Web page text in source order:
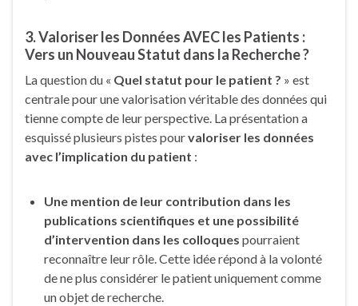
3. Valoriser les Données AVEC les Patients :
Vers un Nouveau Statut dans la Recherche ?
La question du « Quel statut pour le patient ? » est
centrale pour une valorisation véritable des données qui
tienne compte de leur perspective. La présentation a
esquissé plusieurs pistes pourvaloriser les données
avec l’implication du patient :
Une mention de leur contribution dans les
publications scientifiques et une possibilité
d’intervention dans les colloques pourraient
reconnaître leur rôle. Cette idée répond à la volonté
de ne plus considérer le patient uniquement comme
un objet de recherche.